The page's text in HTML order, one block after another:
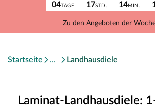
04TAGE 17STD. 14MIN.
Zu den Angeboten der
Startseite Landhausdiele
Laminat-Landhausdiele: